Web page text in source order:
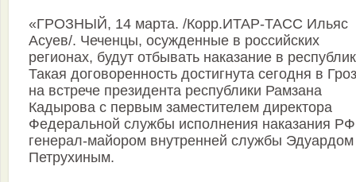
«ГРОЗНЫЙ, 14 марта. /Корр.ИТАР-ТАСС Ильяс
Асуев/. Чеченцы, осужденные в российских
регионах, будут отбывать наказание в
Такая договоренность достигнута сегодня в
на встрече президента республики Рамзана
Кадырова с первым заместителем директора
Федеральной службы исполнения наказания РФ
генерал-майором внутренней службы Эдуардом
Петрухиным.